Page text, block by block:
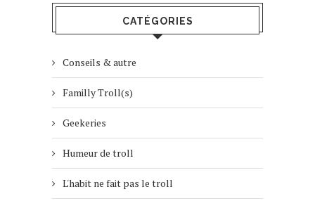
CATÉGORIES
Conseils & autre
Familly Troll(s)
Geekeries
Humeur de troll
L'habit ne fait pas le troll